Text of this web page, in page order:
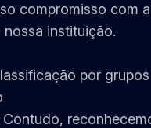
compromisso com
nossa instituição.
por